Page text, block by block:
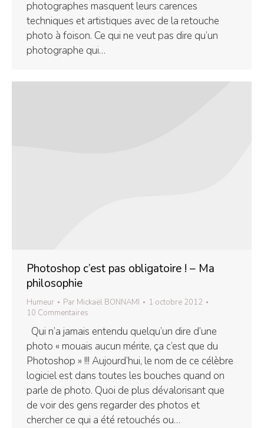
photographes masquent leurs carences
techniques et artistiques avec de la retouche
photo à foison. Ce qui ne veut pas dire qu’un
photographe qui…
Photoshop c’est pas obligatoire ! – Ma
philosophie
Humeur Par Mickaël BONNAMI
1 octobre 2012
10 Commentaires
Qui n’a jamais entendu quelqu’un dire d’une
photo « mouais aucun mérite, ça c’est que du
Photoshop » !!! Aujourd’hui, le nom de ce célèbre
logiciel est dans toutes les bouches quand on
parle de photo. Quoi de plus dévalorisant que
de voir des gens regarder des photos et
chercher ce qui a été retouchés ou…